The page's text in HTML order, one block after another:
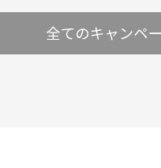
全てのキャンペ